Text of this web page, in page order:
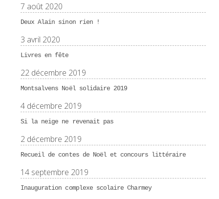
7 août 2020
Deux Alain sinon rien !
3 avril 2020
Livres en fête
22 décembre 2019
Montsalvens Noël solidaire 2019
4 décembre 2019
Si la neige ne revenait pas
2 décembre 2019
Recueil de contes de Noël et concours littéraire
14 septembre 2019
Inauguration complexe scolaire Charmey